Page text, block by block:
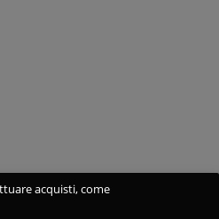
acquisti, come